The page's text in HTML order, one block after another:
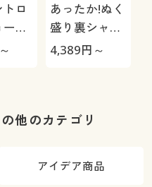
ロ
ツ/
よ
あったか!ぬく
盛り裏シャギ
ーゆったりス
グス・帯電防
品・節電対策)
4,389円～
他のカテゴリ
アイデア商品